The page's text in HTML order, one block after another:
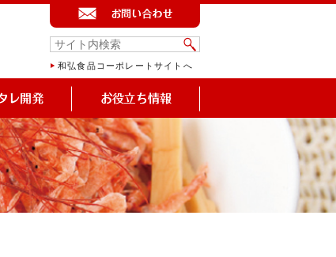
和弘食品コーポレートサイトへ